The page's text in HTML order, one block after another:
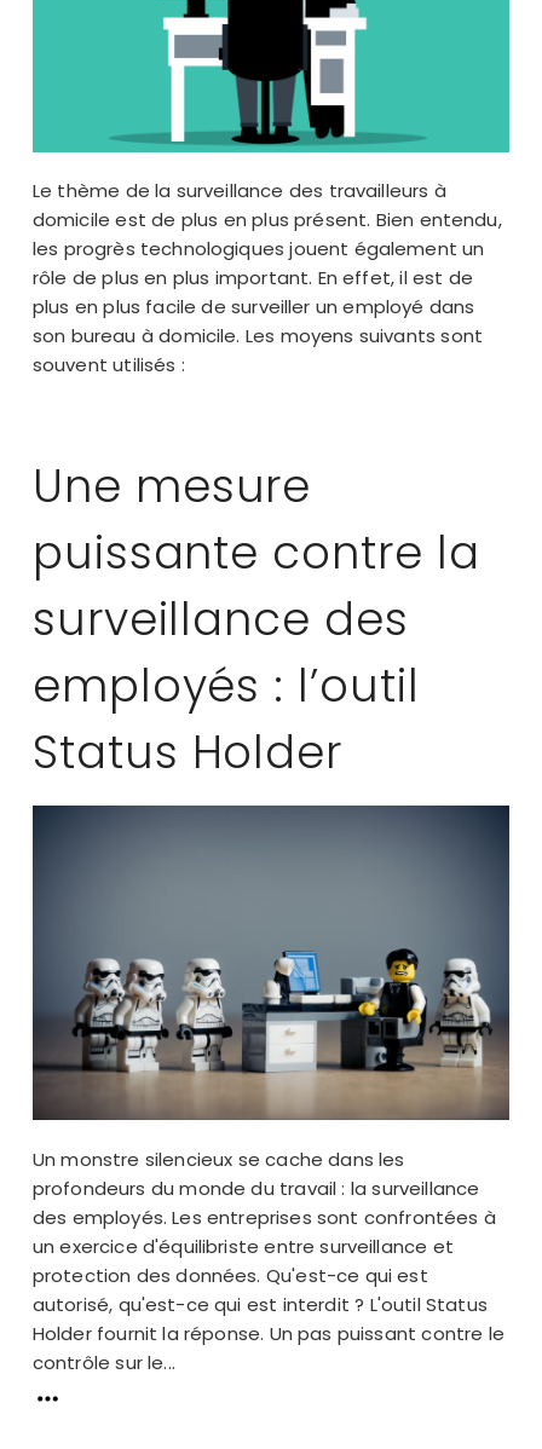
Le thème de la surveillance des travailleurs à
domicile est de plus en plus présent. Bien entendu,
les progrès technologiques jouent également un
rôle de plus en plus important. En effet, il est de
plus en plus facile de surveiller un employé dans
son bureau à domicile. Les moyens suivants sont
souvent utilisés :
Une mesure
puissante contre la
surveillance des
employés : l’outil
Status Holder
Un monstre silencieux se cache dans les
profondeurs du monde du travail : la surveillance
des employés. Les entreprises sont confrontées à
un exercice d'équilibriste entre surveillance et
protection des données. Qu'est-ce qui est
autorisé, qu'est-ce qui est interdit ? L'outil Status
Holder fournit la réponse. Un pas puissant contre le
contrôle sur le...